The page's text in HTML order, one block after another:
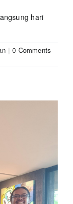
hari
| 0 Comments